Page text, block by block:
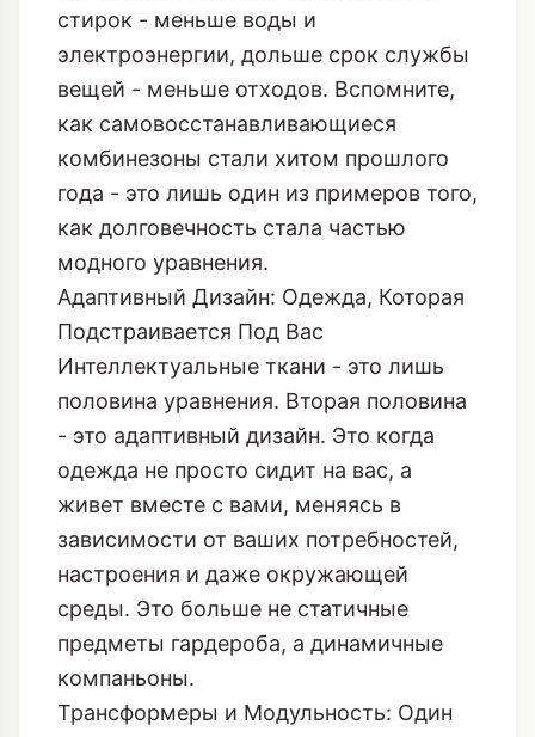
стирок - меньше воды и
электроэнергии, дольше срок службы
вещей - меньше отходов. Вспомните,
как самовосстанавливающиеся
комбинезоны стали хитом прошлого
года - это лишь один из примеров того,
как долговечность стала частью
модного уравнения.
Адаптивный Дизайн: Одежда, Которая
Подстраивается Под Вас
Интеллектуальные ткани - это лишь
половина уравнения. Вторая половина
- это адаптивный дизайн. Это когда
одежда не просто сидит на вас, а
живет вместе с вами, меняясь в
зависимости от ваших потребностей,
настроения и даже окружающей
среды. Это больше не статичные
предметы гардероба, а динамичные
компаньоны.
Трансформеры и Модульность: Один